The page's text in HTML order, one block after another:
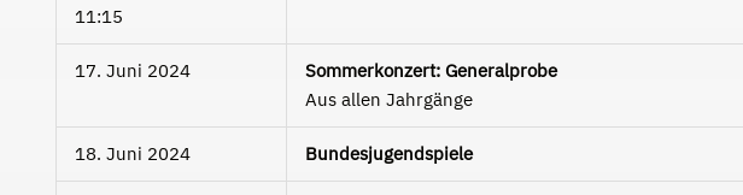
11:15
17. Juni 2024
Sommerkonzert: Generalprobe
Aus allen Jahrgänge
18. Juni 2024 Bundesjugendspiele